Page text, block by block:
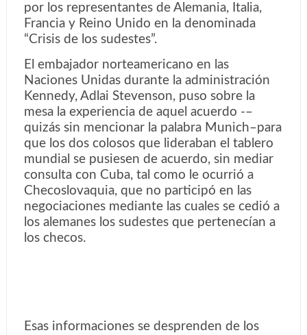
por los representantes de Alemania, Italia,
Francia y Reino Unido en la denominada
“Crisis de los sudestes”.
El embajador norteamericano en las
Naciones Unidas durante la administración
Kennedy, Adlai Stevenson, puso sobre la
mesa la experiencia de aquel acuerdo -–
quizás sin mencionar la palabra Munich–para
que los dos colosos que lideraban el tablero
mundial se pusiesen de acuerdo, sin mediar
consulta con Cuba, tal como le ocurrió a
Checoslovaquia, que no participó en las
negociaciones mediante las cuales se cedió a
los alemanes los sudestes que pertenecían a
los checos.
Esas informaciones se desprenden de los